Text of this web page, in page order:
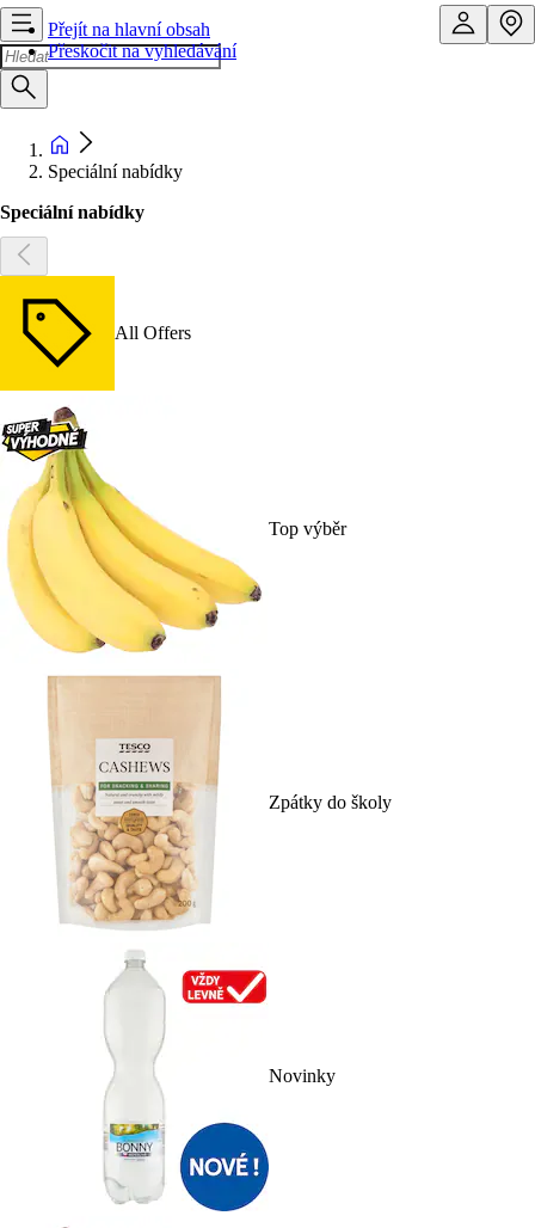
Přejít na hlavní obsah
Přeskočit na vyhledávání
Speciální nabídky
Speciální nabídky
All Offers
Top výběr
Zpátky do školy
Novinky